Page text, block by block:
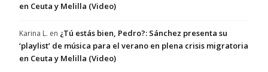
en Ceuta y Melilla (Video)
Karina L. en ¿Tú estás bien, Pedro?: Sánchez presenta su
‘playlist’ de música para el verano en plena crisis migratoria
en Ceuta y Melilla (Video)